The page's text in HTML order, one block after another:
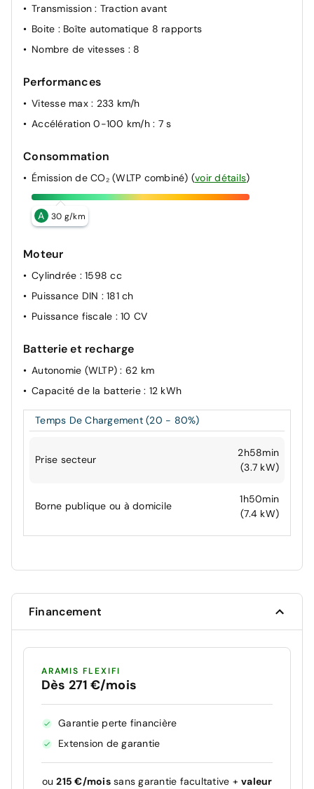
Transmission: Traction avant
Boite : Boîte automatique 8 rapports
Nombre de vitesses : 8
Performances
Vitesse max : 233 km/h
Accélération 0-100 km/h : 7 s
Consommation
Émission de CO₂ (WLTP combiné) (voir détails)
A 30 g/km
Moteur
Cylindrée : 1598 cc
Puissance DIN : 181 ch
Puissance fiscale : 10 CV
Batterie et recharge
Autonomie (WLTP): 62 km
Capacité de la batterie : 12 kWh
Temps De Chargement (20 - 80%)
Prise secteur
2h58min
(3.7 kW)
Borne publique ou à domicile
1h50min
(7.4 kW)
Financement
ARAMIS FLEXIFI
Dès 271 €/mois
Garantie perte financière
Extension de garantie
ou215 €/moissans garantie facultative + valeur